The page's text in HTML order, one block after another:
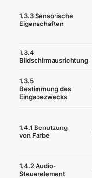
1.3.3 Sensorische
Eigenschaften
1.3.4
Bildschirmausrichtung
1.3.5
Bestimmung des
Eingabezwecks
1.4.1 Benutzung
von Farbe
1.4.2 Audio-
Steuerelement